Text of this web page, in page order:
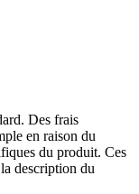
Des frais
en raison du
du produit. Ces
description du